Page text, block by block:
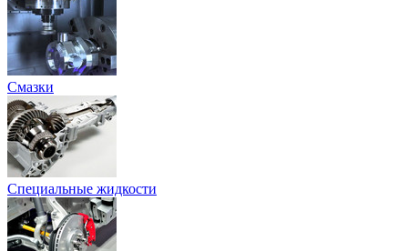
Смазки
Специальные жидкости